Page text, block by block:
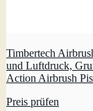
Timbertech
und Luftdruck,
Action Airbrush
Preis prüfen